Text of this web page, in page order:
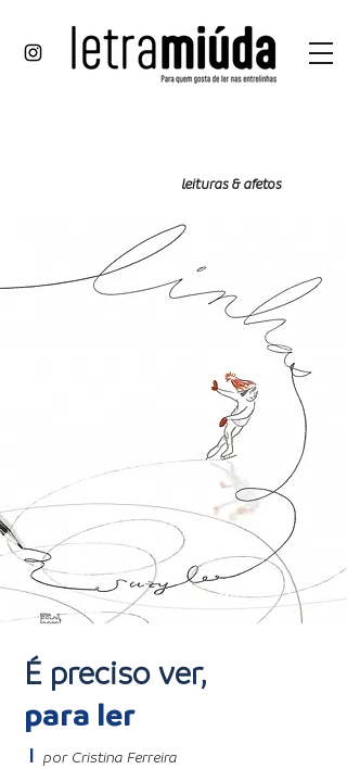
leituras & afetos
É preciso ver,
para ler
I por Cristina Ferreira